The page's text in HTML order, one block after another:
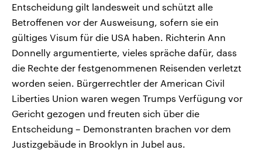
Entscheidung gilt landesweit und schützt alle
Betroffenen vor der Ausweisung, sofern sie ein
gültiges Visum für die USA haben. Richterin Ann
Donnelly argumentierte, vieles spräche dafür, dass
die Rechte der festgenommenen Reisenden verletzt
worden seien. Bürgerrechtler der American Civil
Liberties Union waren wegen Trumps Verfügung vor
Gericht gezogen und freuten sich über die
Entscheidung – Demonstranten brachen vor dem
Justizgebäude in Brooklyn in Jubel aus.